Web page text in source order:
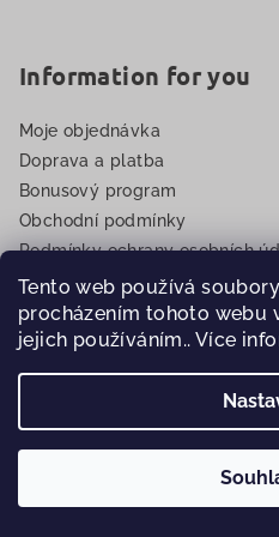
Tento web používá
procházením tohoto webu
jejich používáním.. Více
Information for you
Moje objednávka
Doprava a platba
Bonusový program
Obchodní podmínky
Podmínky ochrany osobních
Reklamace
Registrace pro kadeřnické
B2B
EET
Eurovlasy.cz
Nad 299 Kčdárek
Nad 1000 Kčdoprava